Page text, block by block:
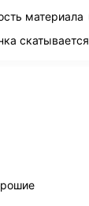
материала
скатывается